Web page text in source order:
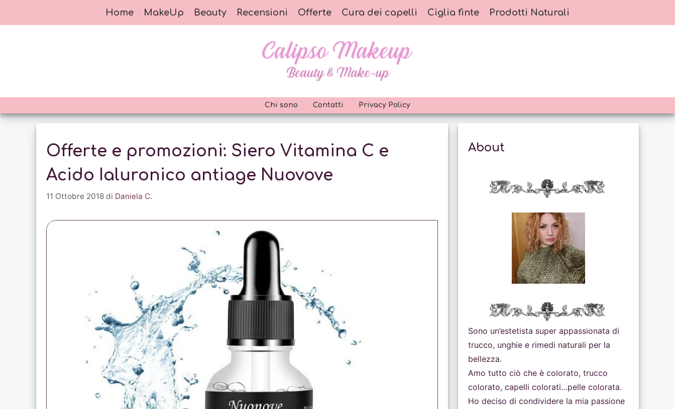
al
Home MakeUp Beauty Recensioni Offerte Cura dei capelli Ciglia finte Prodotti Naturali
Chi sono Contatti Privacy Policy
Offerte e promozioni: Siero Vitamina C e
Acido Ialuronico antiage Nuovove
11 Ottobre 2018 di Daniela C.
About
Sono un’estetista super appassionata di
trucco, unghie e rimedi naturali per la
bellezza.
Amo tutto ciò che è colorato, trucco
colorato, capelli colorati…pelle colorata.
Ho deciso di condividere la mia passione